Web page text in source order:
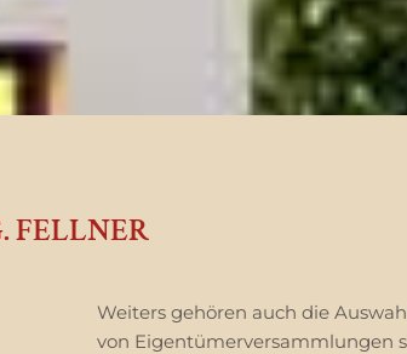
FELLNER
Weiters gehören auch die
von Eigentümerversammlungen